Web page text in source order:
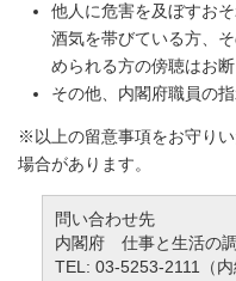
他人に危害を及ぼすお
酒気を帯びている方、
められる方の傍聴はお断
その他、内閣府職員の
※以上の留意事項をお守り
場合があります。
問い合わせ先
内閣府 仕事と生活の
TEL: 03-5253-2111（内